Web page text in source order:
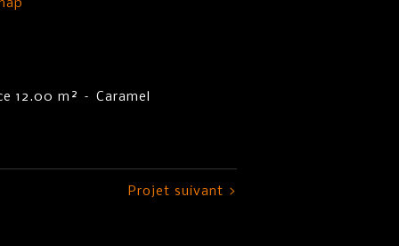
12.00 m² – Caramel
Projet suivant >